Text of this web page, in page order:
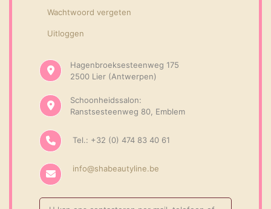
Wachtwoord vergeten
Uitloggen
Hagenbroeksesteenweg 175
2500 Lier (Antwerpen)
Schoonheidssalon:
Ranstsesteenweg 80, Emblem
Tel.: +32 (0) 474 83 40 61
info@shabeautyline.be